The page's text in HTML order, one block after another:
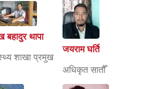
बहादुर थापा
शाखा प्रमुख
जयराम घर्ति
अधिकृत सातौँ